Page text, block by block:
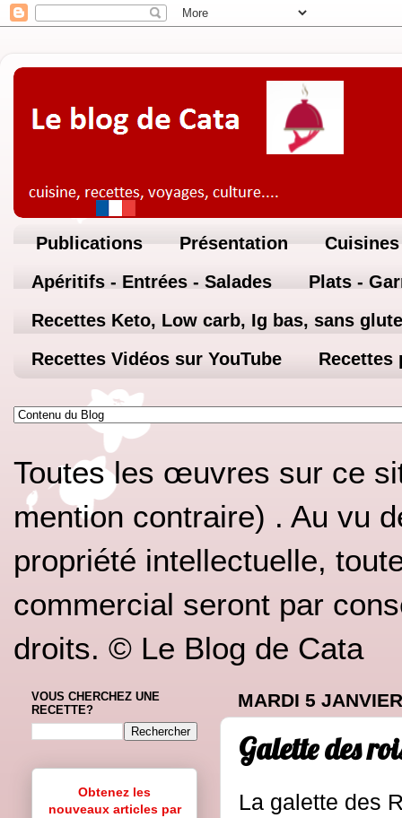
Publications Présentation
Apéritifs - Entrées - Salades
Plats -
Recettes Keto, Low carb, Ig bas, sans
Recettes Vidéos sur YouTube
Recettes
Toutes les œuvres sur ce
mention contraire) . Au vu
propriété intellectuelle,
commercial seront par
droits. © Le Blog de Cata
MARDI 5
Galette des
La galette des
VOUS CHERCHEZ UNE
RECETTE?
Obtenez les
nouveaux articles par